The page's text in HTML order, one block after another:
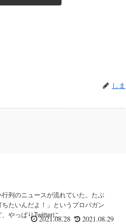
しま
列のニュースが流れていた。たぶ
たいんだよ！」というプロパガン
やっぱりTwitterに...
2021.08.28 2021.08.29